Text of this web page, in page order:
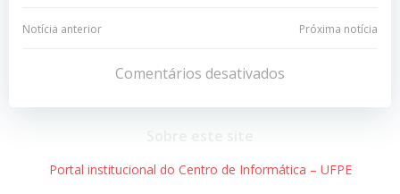
Navegação
Post
Notícia anterior
Navegação
de
Post
Próxima notícia
Comentários desativados
Portal institucional do Centro de Informática – UFPE